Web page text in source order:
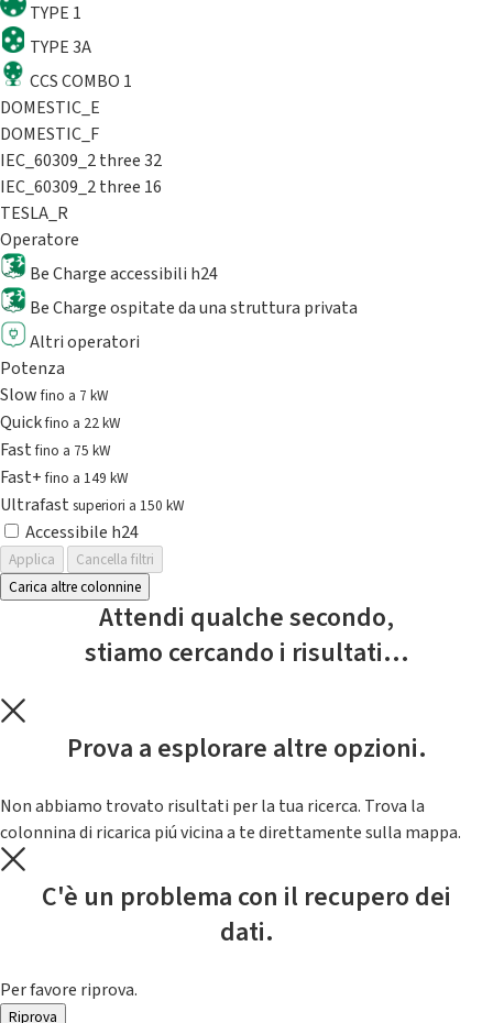
TYPE 1
TYPE 3A
CCS COMBO 1
DOMESTIC_E
DOMESTIC_F
IEC_60309_2 three 32
IEC_60309_2 three 16
TESLA_R
Operatore
Be Charge accessibili h24
Be Charge ospitate da una struttura privata
Altri operatori
Potenza
Slowfino a 7 kW
Quickfino a 22 kW
Fastfino a 75 kW
Fast+fino a 149 kW
Ultrafast superiori a 150 kW
Accessibile h24
Applica
Cancella filtri
Carica altre colonnine
Attendi qualche secondo,
stiamo cercando i risultati...
Prova a esplorare altre opzioni.
Non abbiamo trovato risultati per la tua ricerca. Trova la
colonnina di ricarica piú vicina a te direttamente sulla mappa.
C'è un problema con il recupero dei
dati.
Per favore riprova.
Riprova